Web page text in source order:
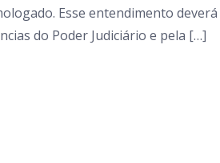
Esse entendimento deverá
do Poder Judiciário e pela […]